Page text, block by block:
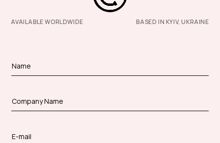
AVAILABLE WORLDWIDE BASED IN KYIV, UKRAINE